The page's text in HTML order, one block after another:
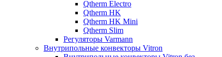
Qtherm Electro
Qtherm HK
Qtherm HK Mini
Qtherm Slim
Регуляторы Varmann
Внутрипольные конвекторы Vitron